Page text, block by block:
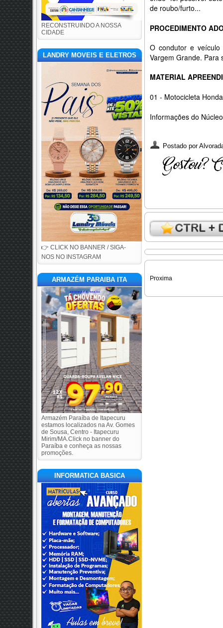
RECONSTRUINDO A NOSSA
CIDADE
LANDRY MOVEIS E ELETROS
👉 CLICK NO BANNER / SIGA-
NOS NO INSTAGRAM
ARMAZÉM PARAIBA ITA
Armazém Paraíba de Itapecuru
estamos localizados na Av. Gomes
de Sousa, Centro - Itapecuru
Mirim/MA.Click no banner do
Paraíba e conheça as nossas
promoções.
INFORMATICA BASICA
de roubo/furto...
PROCEDIMENTO
O condutor e
Vargem Grande. Para
MATERIAL
01 - Motocicleta
Informações do
Postado por
Proxima